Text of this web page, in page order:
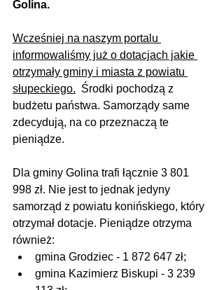
Golina.
Wcześniej na naszym portalu
informowaliśmy już o dotacjach jakie
otrzymały gminy i miasta z powiatu
słupeckiego.
  Środki pochodzą z
budżetu państwa. Samorządy same
zdecydują, na co przeznaczą te
pieniądze.
Dla gminy Golina trafi łącznie 3 801
998 zł. Nie jest to jednak jedyny
samorząd z powiatu konińskiego, który
otrzymał dotacje. Pieniądze otrzyma
również:
gmina Grodziec - 1 872 647 zł;
gmina Kazimierz Biskupi - 3 239